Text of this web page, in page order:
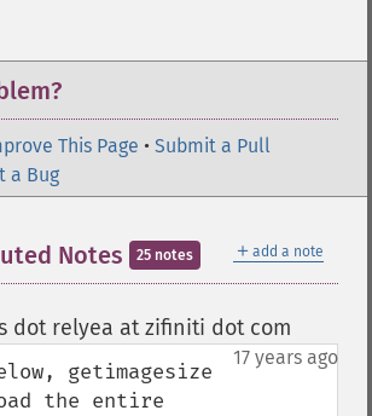
This Page • Submit a Pull
a Bug
＋ add a note
Notes 25 notes
dot relyea at zifiniti dot com
17 years ago
getimagesize
the entire